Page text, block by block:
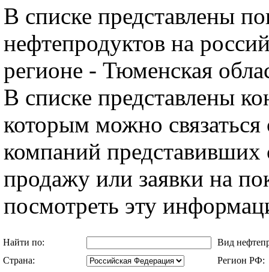
В списке представлены
нефтепродуктов на
регионе - Тюменская
В списке представлены
которым можно
компаний представивших
продажу или заявки на
посмотреть эту
Найти по:
Вид
Страна:
Регион РФ: